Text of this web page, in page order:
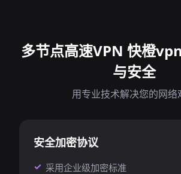
多节点高速VPN 快橙
与安全
用专业技术解决您的网络
安全加密协议
采用企业级加密标准